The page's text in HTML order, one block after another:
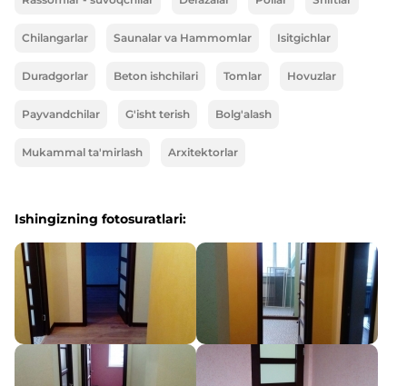
Chilangarlar Saunalar va Hammomlar Isitgichlar
Duradgorlar Beton ishchilari Tomlar Hovuzlar
Payvandchilar G'isht terish Bolg'alash
Mukammal ta'mirlash Arxitektorlar
Ishingizning fotosuratlari: